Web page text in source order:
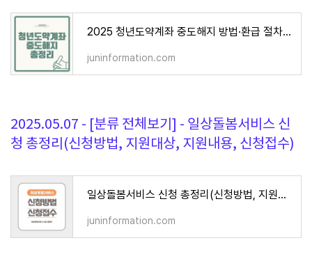
2025 청년도약계좌 중도해지 방법·환급 절차 총정리 (해지 규정·주의사항 안내)
juninformation.com
2025.05.07 - [분류 전체보기] - 일상돌봄서비스 신
청 총정리(신청방법, 지원대상, 지원내용, 신청접수)
일상돌봄서비스 신청 총정리(신청방법, 지원대상, 지원내용, 신청접수)
juninformation.com